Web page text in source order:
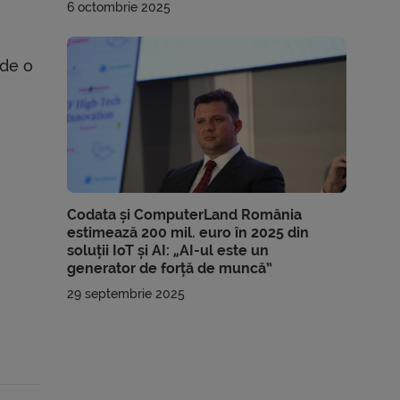
o
6 octombrie 2025
Codata și ComputerLand România
estimează 200 mil. euro în 2025 din
soluții IoT și AI: „AI-ul este un
generator de forță de muncă”
29 septembrie 2025